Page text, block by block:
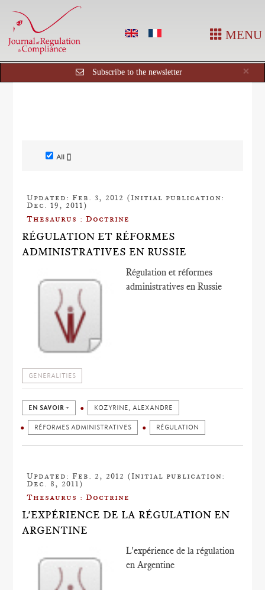
MENU
×
Subscribe to the newsletter
All []
Updated: Feb. 3, 2012 (Initial publication:
Dec. 19, 2011)
Thesaurus : Doctrine
RÉGULATION ET RÉFORMES
ADMINISTRATIVES EN RUSSIE
Régulation et réformes
administratives en Russie
GENERALITIES
EN SAVOIR + KOZYRINE, ALEXANDRE
RÉFORMES ADMINISTRATIVES RÉGULATION
Updated: Feb. 2, 2012 (Initial publication:
Dec. 8, 2011)
Thesaurus : Doctrine
L'EXPÉRIENCE DE LA RÉGULATION EN
ARGENTINE
L'expérience de la régulation
en Argentine